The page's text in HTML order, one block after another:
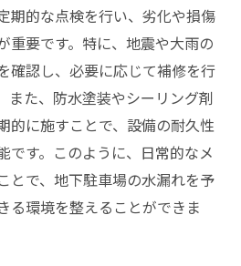
期的な点検を行い、劣化や損傷
重要です。特に、地震や大雨の
確認し、必要に応じて補修を行
また、防水塗装やシーリング剤
的に施すことで、設備の耐久性
です。このように、日常的なメ
とで、地下駐車場の水漏れを予
る環境を整えることができま